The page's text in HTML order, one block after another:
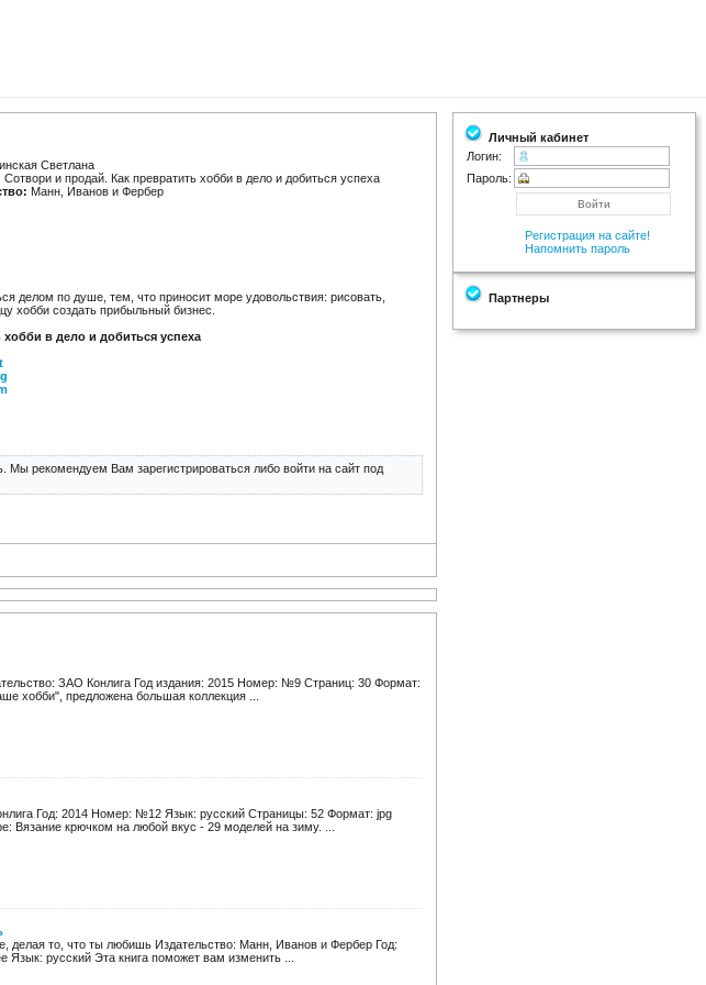
Светлана
Сотвори и продай. Как превратить хобби в дело и добиться успеха
Манн, Иванов и Фербер
делом по душе, тем, что приносит море удовольствия: рисовать,
хобби создать прибыльный бизнес.
в дело и добиться успеха
Мы рекомендуем Вам зарегистрироваться либо войти на сайт под
ЗАО Конлига Год издания: 2015 Номер: №9 Страниц: 30 Формат:
хобби", предложена большая коллекция ...
Год: 2014 Номер: №12 Язык: русский Страницы: 52 Формат: jpg
крючком на любой вкус - 29 моделей на зиму. ...
делая то, что ты любишь Издательство: Манн, Иванов и Фербер Год:
русский Эта книга поможет вам изменить ...
Личный кабинет
Логин:
Пароль:
Регистрация на сайте!
Напомнить пароль
Партнеры